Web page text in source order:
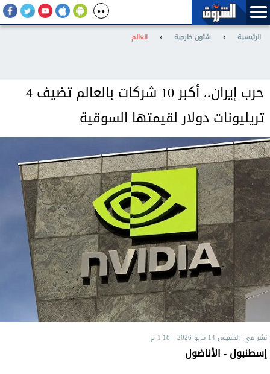
الرئيسية › شئون خارجية › العالم
حرب إيران.. أكبر 10 شركات بالعالم تضيف 4
تريليونات دولار لقيمتها السوقية
نشر في: الخميس 14 مايو 2026 - 1:18 م
إسطنبول - الأناضول